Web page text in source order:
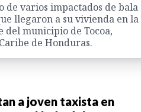
de varios impactados de bala
llegaron a su vivienda en la
del municipio de Tocoa,
de Honduras.
a joven taxista en